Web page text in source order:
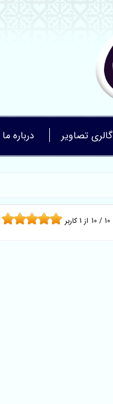
گالری تصاویر درباره ما
10 / 10 از 1کاربر